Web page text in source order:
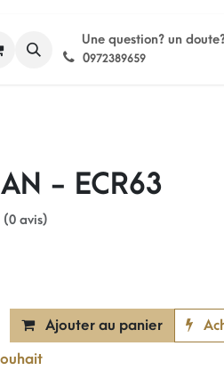
Une question? un
0972389659
- ECR63
(0 avis)
Ajouter au panier